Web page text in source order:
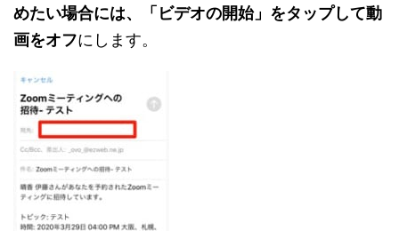
めたい場合には、「ビデオの開始」をタップして動
画をオフにします。